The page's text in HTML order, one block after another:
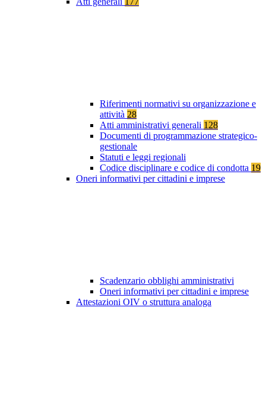
Riferimenti normativi su organizzazione e
attività 28
Atti amministrativi generali 128
Documenti di programmazione strategico-
gestionale
Statuti e leggi regionali
Codice disciplinare e codice di condotta 19
Oneri informativi per cittadini e imprese
Scadenzario obblighi amministrativi
Oneri informativi per cittadini e imprese
Attestazioni OIV o struttura analoga